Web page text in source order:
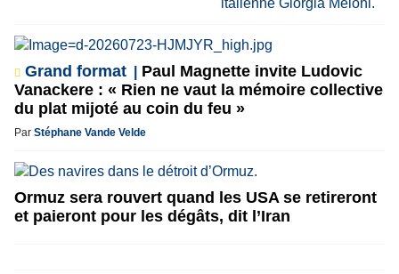
Grand format
Paul Magnette invite Ludovic
Vanackere : « Rien ne vaut la mémoire collective
du plat mijoté au coin du feu »
Par Stéphane Vande Velde
Ormuz sera rouvert quand les USA se retireront
et paieront pour les dégâts, dit l’Iran